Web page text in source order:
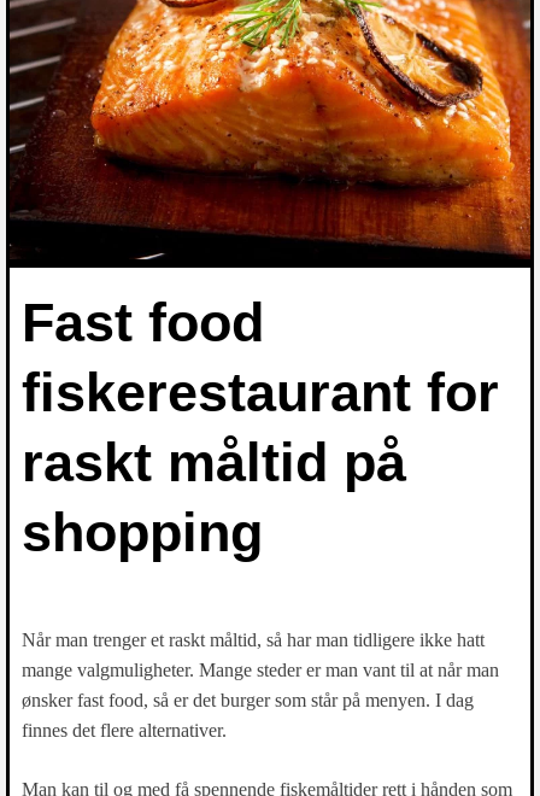
Fast food
fiskerestaurant for
raskt måltid på
shopping
Når man trenger et raskt måltid, så har man tidligere ikke hatt
mange valgmuligheter. Mange steder er man vant til at når man
ønsker fast food, så er det burger som står på menyen. I dag
finnes det flere alternativer.
Man kan til og med få spennende fiskemåltider rett i hånden som